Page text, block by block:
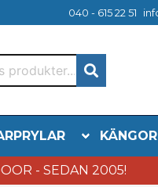
040 - 615 22 51
KÄNGOR
- SEDAN 2005!